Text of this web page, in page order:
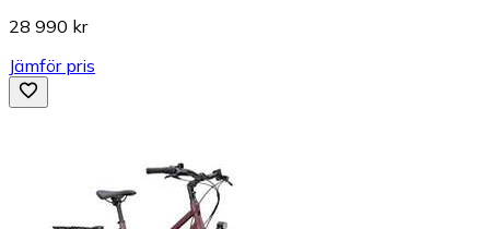
28 990 kr
Jämför pris